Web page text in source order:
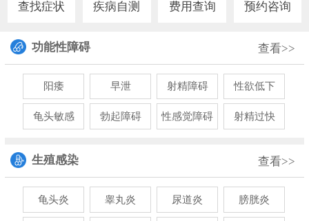
查找症状 疾病自测 费用查询 预约咨询
功能性障碍 查看>>
阳痿 早泄 射精障碍 性欲低下
龟头敏感 勃起障碍 性感觉障碍 射精过快
生殖感染 查看>>
龟头炎 睾丸炎 尿道炎 膀胱炎